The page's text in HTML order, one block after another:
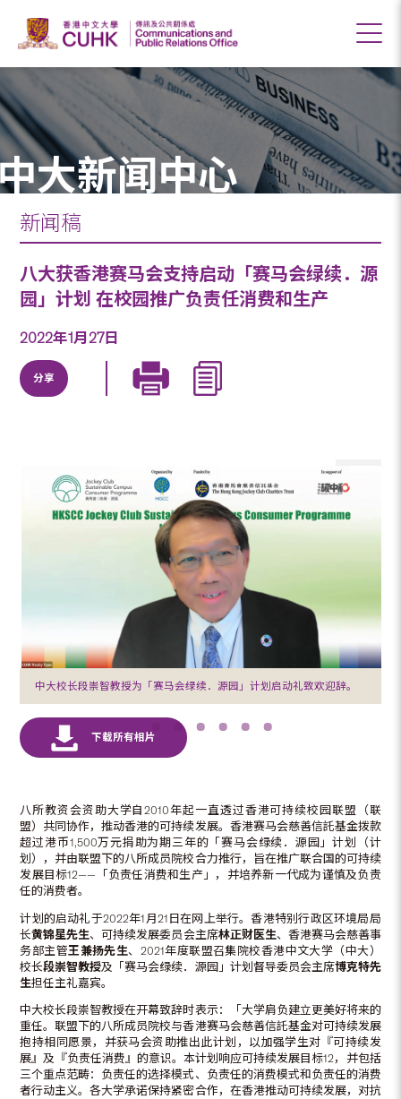
大新闻中心
新闻稿
八大获香港赛马会支持启动「赛马会绿续．源
园」计划 在校园推广负责任消费和生产
2022年1月27日
分享
中大校长段崇智教授为「赛马会绿续．源园」计划启动礼致欢迎辞。
八所教资会资助大学自2010年起一直透过香港可持续校园联盟（联
盟）共同协作，推动香港的可持续发展。香港赛马会慈善信託基金拨款
超过港币1,500万元捐助为期三年的「赛马会绿续．源园」计划（计
划），并由联盟下的八所成员院校合力推行，旨在推广联合国的可持续
发展目标12——「负责任消费和生产」，并培养新一代成为谨慎及负责
任的消费者。
计划的启动礼于2022年1月21日在网上举行。香港特别行政区环境局局
长黄锦星先生、可持续发展委员会主席林正财医生、香港赛马会慈善事
务部主管王兼扬先生、2021年度联盟召集院校香港中文大学（中大）
校长段崇智教授及「赛马会绿续．源园」计划督导委员会主席博克特先
生担任主礼嘉宾。
中大校长段崇智教授在开幕致辞时表示：「大学肩负建立更美好将来的
重任。联盟下的八所成员院校与香港赛马会慈善信託基金对可持续发展
抱持相同愿景，并获马会资助推出此计划，以加强学生对『可持续发
展』及『负责任消费』的意识。本计划响应可持续发展目标12，并包括
三个重点范畴：负责任的选择模式、负责任的消费模式和负责任的消费
者行动主义。各大学承诺保持紧密合作，在香港推动可持续发展，对抗